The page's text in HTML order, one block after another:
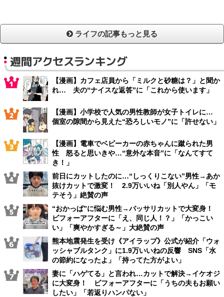
ライフの記事もっと見る
週間アクセスランキング
【漫画】カフェ店員から「ミルクと砂糖は？」と聞か
れ… 夫の“ナイスな返答”に「これから使います」
【漫画】小学校で人気の男性教師が女子トイレに…
個室の隙間から見えた“恐ろしいモノ”に「許せない」
【漫画】電車でベビーカーの赤ちゃんに蹴られた男
性 怒ると思いきや…“意外な本音”に「なんてすて
き！」
前日にカットしたのに…“しっくりこない”男性→あか
抜けカットで激変！ 2.9万いいね「別人やん」「モ
テそう」絶賛の声
“おかっぱ”に悩む男性→バッサリカットで大変身！
ビフォーアフターに「え、同じ人！？」「かっこい
い」「爽やかすぎる～」大絶賛の声
熊本地震発生を受け《アイラップ》公式が紹介「ウォ
ッシャブルタンク」に1.9万いいねの反響 SNS「水
の節約になったよ」「持ってた方がよい」
妻に「ハゲてる」と言われ…カットで解決→イケオジ
に大変身！ ビフォーアフターに「うちの夫もお願い
したい」「若返りハンパない」